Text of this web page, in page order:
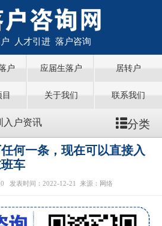
人才引进 落户咨询
户 应届生落户 居转户
关于我们 联系我们
入户资讯 分类
何一条，现在可以直接入
车
0 发表时间：2022-12-21 来源：网络